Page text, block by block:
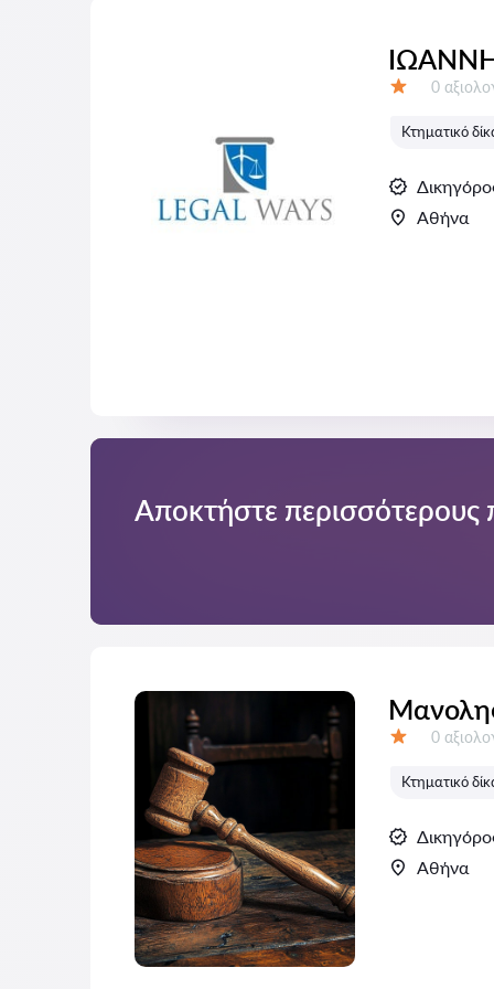
0
Κτηματικό
Αθήνα
Αποκτήστε περισσότερους
0
Κτηματικό
Αθήνα